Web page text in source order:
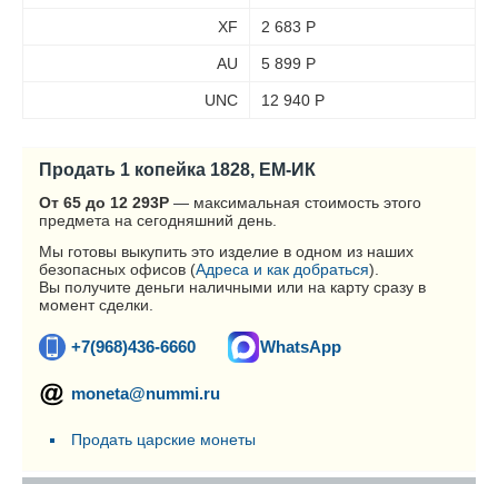
XF 2 683 Р
AU 5 899 Р
UNC 12 940 Р
Продать 1 копейка 1828, ЕМ-ИК
От 65 до 12 293Р — максимальная стоимость этого
предмета на сегодняшний день.
Мы готовы выкупить это изделие в одном из наших
безопасных офисов (Адреса и как добраться).
Вы получите деньги наличными или на карту сразу в
момент сделки.
+7(968)436-6660 WhatsApp
moneta@nummi.ru
Продать царские монеты